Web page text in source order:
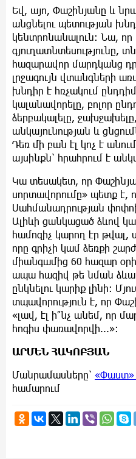
Եվ, այո, Փաշինյանը և
անցնելու պետության
կենտրոնանալուն: Նա, որ
գյուղատնտեսությունը,
հազարավոր մարդկանց
լրջագույն վտանգների
խնդիր է հռչակում
կալանավորելը, բոլոր
ձերբակալելը,
անկայունության և
Դեռ մի բան էլ կոչ է
այսինքն՝ հրահրում է
Կա տեսակետ, որ
սորտավորումը» պետք է,
Սահմանադրության
Ալիևի ցանկացած ձևով
համոզիչ կարող էր թվալ,
որը գրիչի կամ ձեռքի
միանգամից 60 հազար
ապա հազիվ թե նման
ընկնելու կարիք լինի:
տպավորություն է, որ
«լավ, էլ ի՞նչ անեմ, որ
հոգիս փառավորվի...»:
ԱՐՄԵՆ ՀԱԿՈԲՅԱՆ
Մանրամասները՝ «Փաստ»
համարում